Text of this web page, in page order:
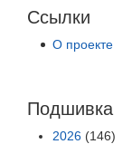
Ссылки
О проекте
Подшивка
2026 (146)